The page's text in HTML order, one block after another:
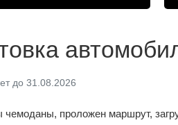
до 31.08.2026
проложен маршрут,